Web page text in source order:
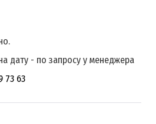
дату - по запросу у менеджера
73 63